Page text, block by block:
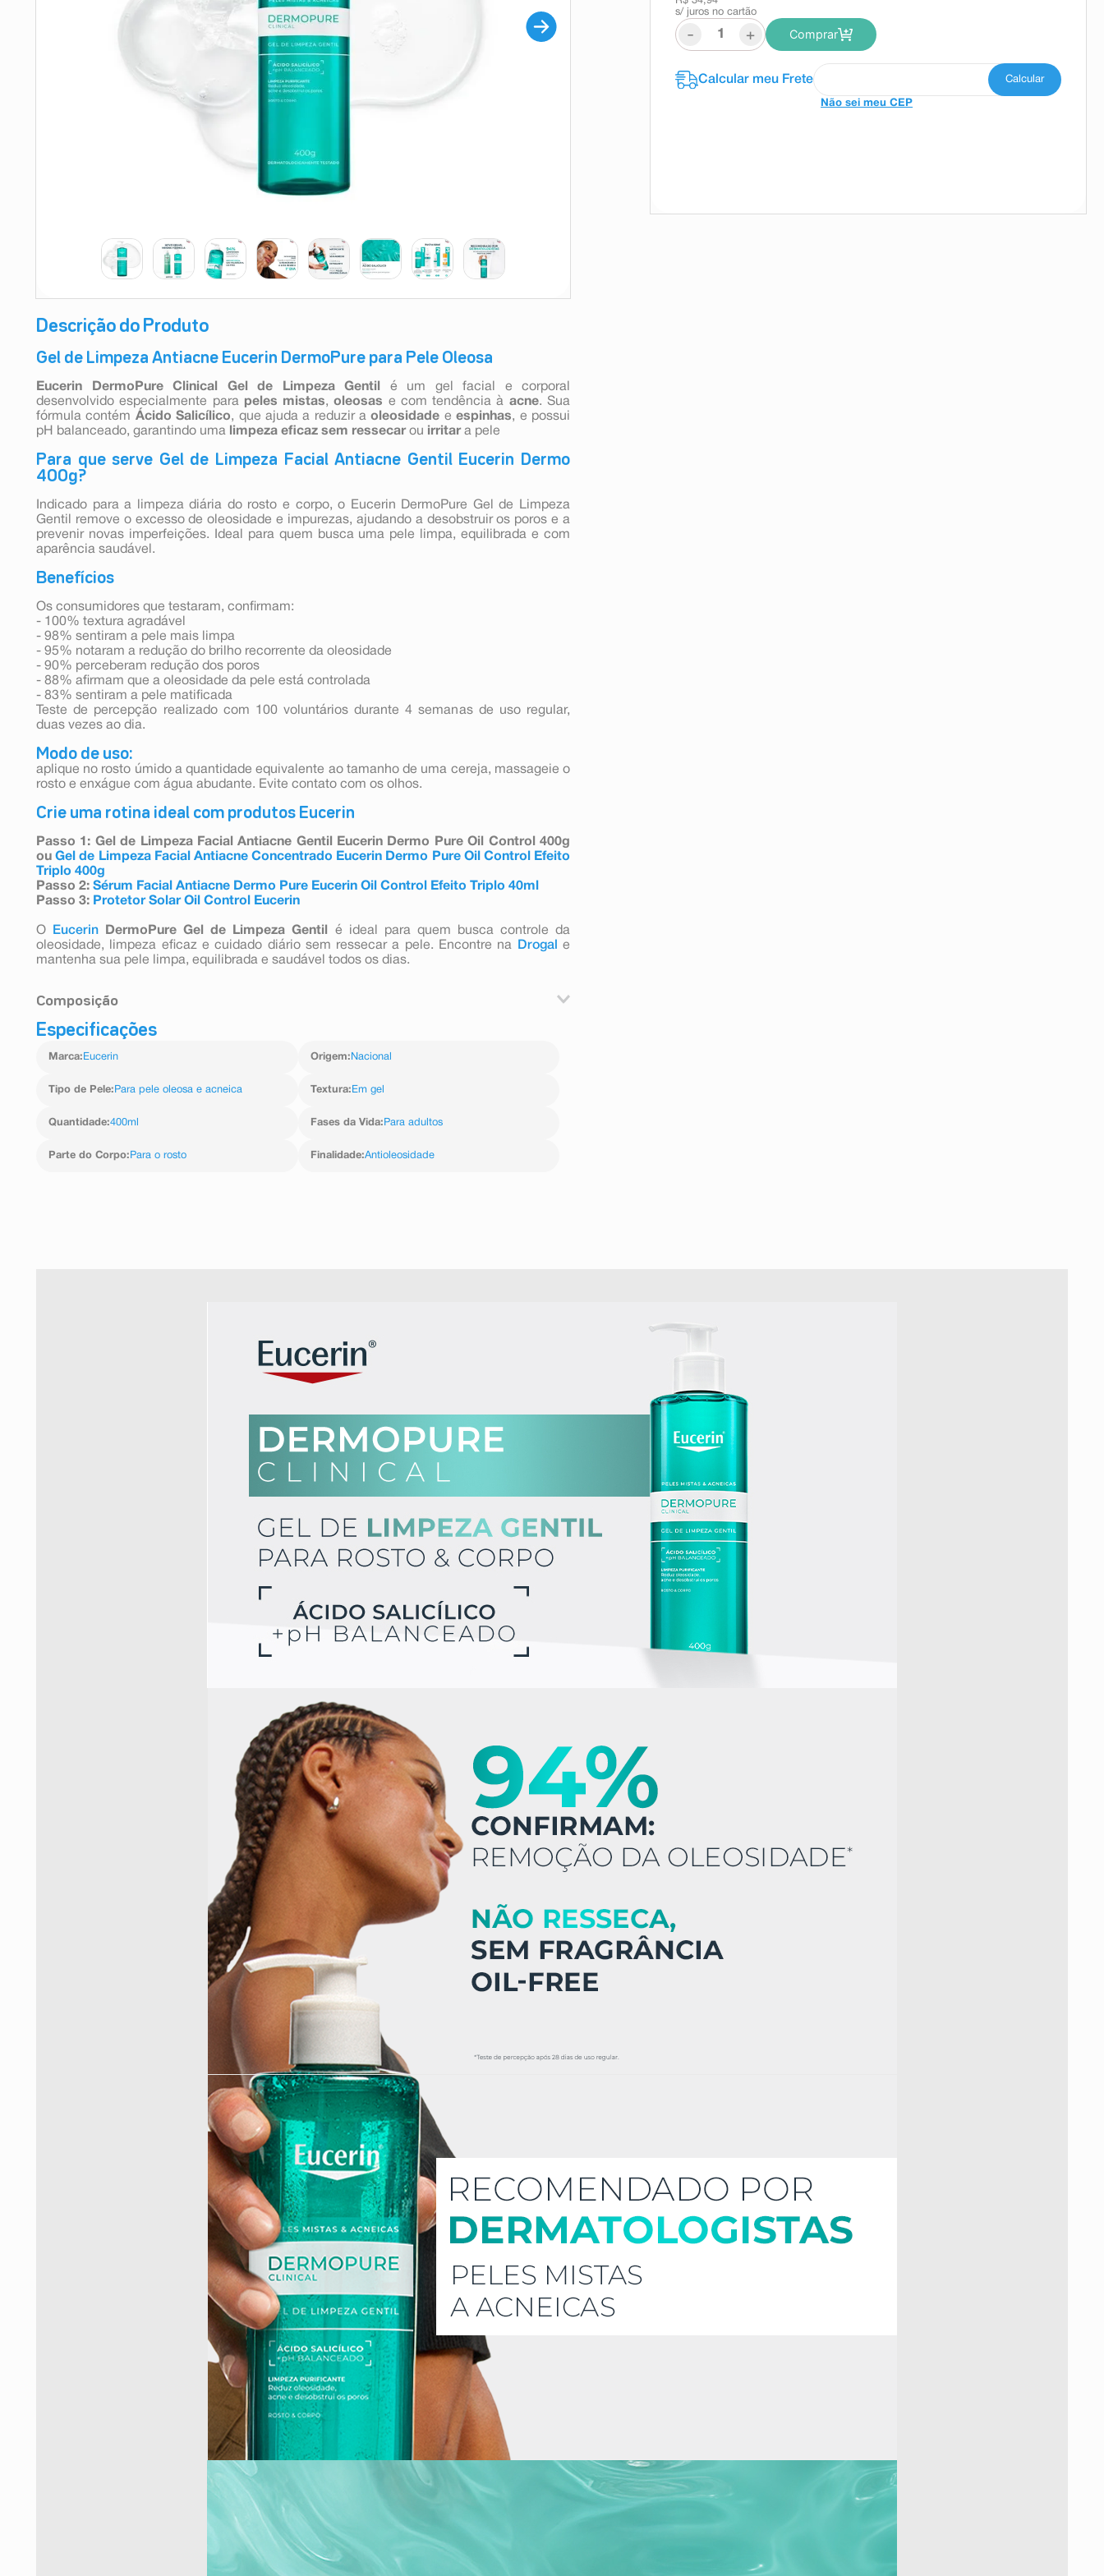
Descrição do Produto
Gel de Limpeza Antiacne Eucerin DermoPure para Pele Oleosa
Eucerin DermoPure Clinical Gel de Limpeza Gentil
é um gel facial e corporal
desenvolvido especialmente para peles mistas, oleosas e com tendência à acne. Sua
fórmula contém Ácido Salicílico, que ajuda a reduzir aoleosidade eespinhas, e possui
pH balanceado, garantindo uma
limpeza eficaz sem ressecarou irritara pele
Para que serve Gel de Limpeza Facial Antiacne Gentil Eucerin Dermo
400g?
Indicado para a limpeza diária do rosto e corpo, o Eucerin DermoPure Gel de Limpeza
Gentil remove o excesso de oleosidade e impurezas, ajudando a desobstruir os poros e a
prevenir novas imperfeições. Ideal para quem busca uma pele limpa, equilibrada e com
aparência saudável.
Benefícios
Os consumidores que testaram, confirmam:
- 100% textura agradável
- 98% sentiram a pele mais limpa
- 95% notaram a redução do brilho recorrente da oleosidade
- 90% perceberam redução dos poros
- 88% afirmam que a oleosidade da pele está controlada
- 83% sentiram a pele matificada
Teste de percepção realizado com 100 voluntários durante 4 semanas de uso regular,
duas vezes ao dia.
Modo de uso:
aplique no rosto úmido a quantidade equivalente ao tamanho de uma cereja, massageie o
rosto e enxágue com água abudante. Evite contato com os olhos.
Crie uma rotina ideal com produtos Eucerin
Passo 1: Gel de Limpeza Facial Antiacne Gentil Eucerin Dermo Pure Oil Control 400g
ouGel de Limpeza Facial Antiacne Concentrado Eucerin Dermo Pure Oil Control Efeito
Triplo 400g
Passo 2: Sérum Facial Antiacne Dermo Pure Eucerin Oil Control Efeito Triplo 40ml
Passo 3: Protetor Solar Oil Control Eucerin
O Eucerin DermoPure Gel de Limpeza Gentil
é ideal para quem busca controle da
oleosidade, limpeza eficaz e cuidado diário sem ressecar a pele. Encontre na
Drogal
e
mantenha sua pele limpa, equilibrada e saudável todos os dias.
Composição
Aqua, Sodium Cocoamphoacetate, Propylene Glycol, Sodium Laureth Sulfate, Citric Acid,
Especificações
Marca: Eucerin Origem: Nacional
Tipo de Pele: Para pele oleosa e acneica Textura: Em gel
Quantidade:400ml Fases da Vida: Para adultos
Parte do Corpo: Para o rosto Finalidade:Antioleosidade
s/ juros no cartão
- + Comprar
Não sei meu CEP
9º teste gravidez
10
esmalte